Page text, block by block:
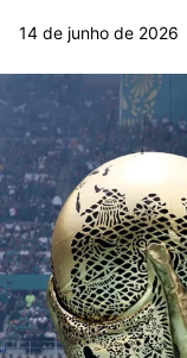
14 de junho de 2026